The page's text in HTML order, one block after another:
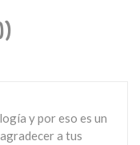
y por eso es un
a tus